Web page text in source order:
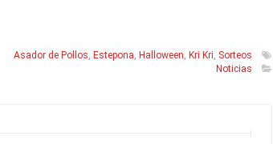
Asador de Pollos, Estepona, Halloween, Kri Kri, Sorteos
Noticias